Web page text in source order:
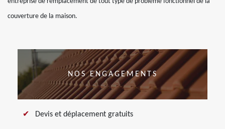
couverture de la maison.
NOS ENGAGEMENTS
Devis et déplacement gratuits